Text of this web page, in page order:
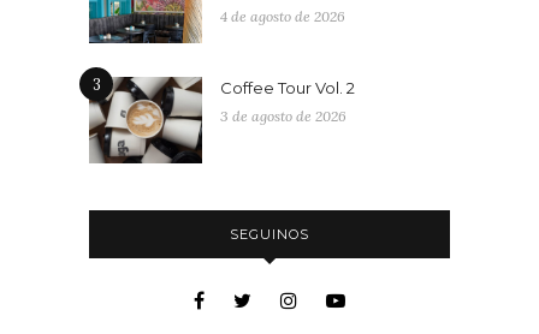
4 de agosto de 2026
3 Coffee Tour Vol. 2
3 de agosto de 2026
SEGUINOS